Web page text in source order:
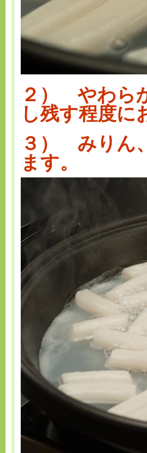
２） やわら
し残す程度に
３） みりん
ます。